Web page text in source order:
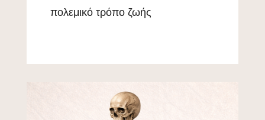
πολεμικό τρόπο ζωής